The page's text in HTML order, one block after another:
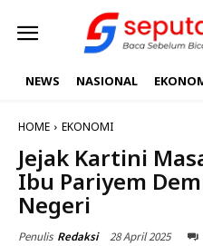
NEWS NASIONAL
HOME EKONOMI
Jejak Kartini
Ibu Pariyem
Negeri
Penulis Redaksi 28 April 2025